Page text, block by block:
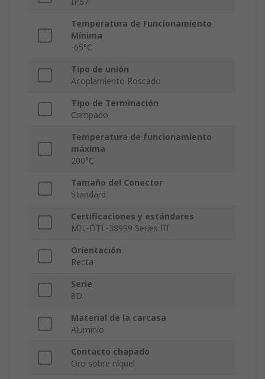
Temperatura de Funcionamiento
Mínima
-65°C
Tipo de unión
Acoplamiento Roscado
Tipo de Terminación
Crimpado
Temperatura de funcionamiento
máxima
200°C
Tamaño del Conector
Standard
Certificaciones y estándares
MIL-DTL-38999 Series III
Orientación
Recta
Serie
8D
Material de la carcasa
Aluminio
Contacto chapado
Oro sobre níquel